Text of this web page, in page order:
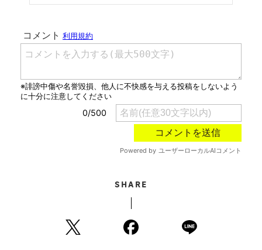
SHARE